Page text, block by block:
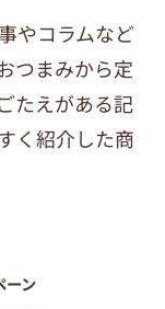
やコラムなど
つまみから定
たえがある記
く紹介した商
ーン